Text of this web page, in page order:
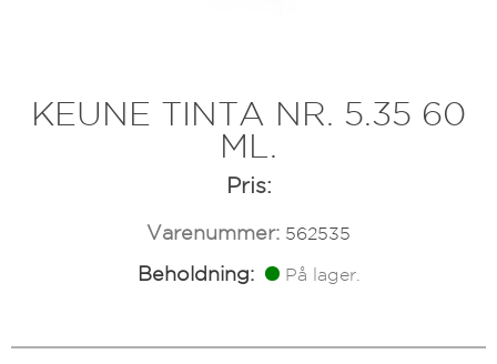
KEUNE TINTA NR. 5.35 60
ML.
Pris:
Varenummer: 562535
Beholdning: På lager.